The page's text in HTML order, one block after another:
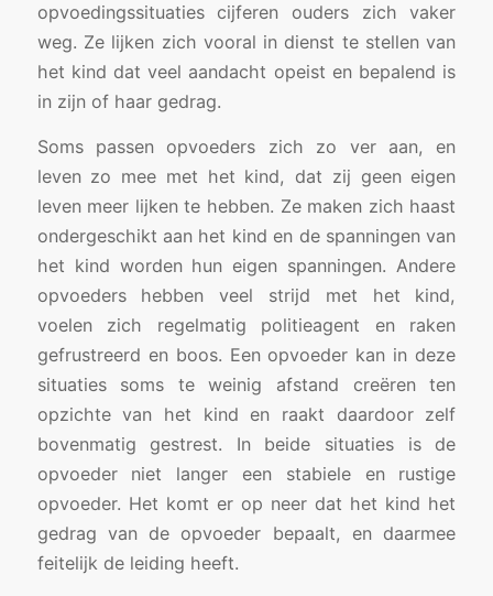
opvoedingssituaties cijferen ouders zich vaker
weg. Ze lijken zich vooral in dienst te stellen van
het kind dat veel aandacht opeist en bepalend is
in zijn of haar gedrag.
Soms passen opvoeders zich zo ver aan, en
leven zo mee met het kind, dat zij geen eigen
leven meer lijken te hebben. Ze maken zich haast
ondergeschikt aan het kind en de spanningen van
het kind worden hun eigen spanningen. Andere
opvoeders hebben veel strijd met het kind,
voelen zich regelmatig politieagent en raken
gefrustreerd en boos. Een opvoeder kan in deze
situaties soms te weinig afstand creëren ten
opzichte van het kind en raakt daardoor zelf
bovenmatig gestrest. In beide situaties is de
opvoeder niet langer een stabiele en rustige
opvoeder. Het komt er op neer dat het kind het
gedrag van de opvoeder bepaalt, en daarmee
feitelijk de leiding heeft.